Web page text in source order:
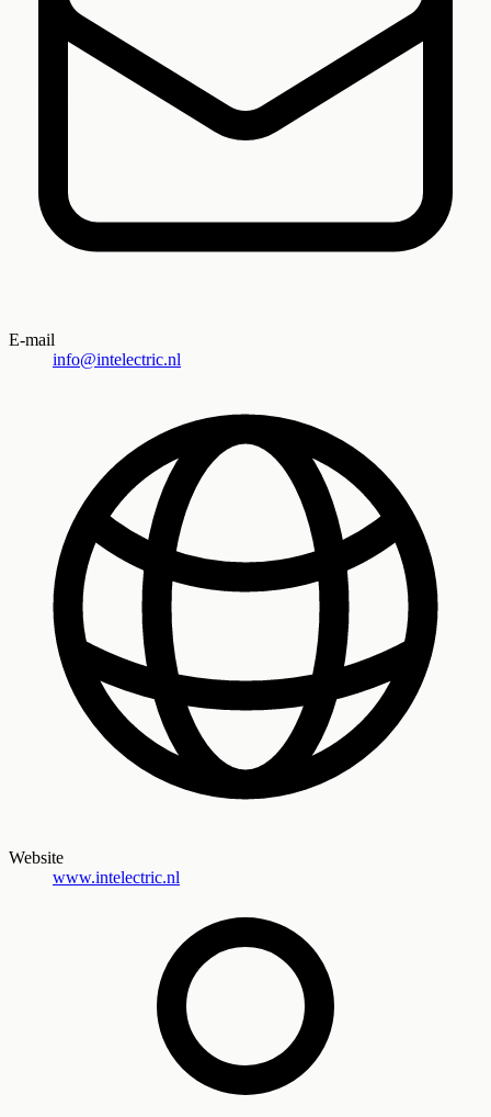
E-mail
info@intelectric.nl
Website
www.intelectric.nl